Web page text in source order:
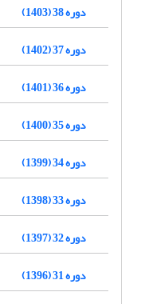
دوره 38 (1403)
دوره 37 (1402)
دوره 36 (1401)
دوره 35 (1400)
دوره 34 (1399)
دوره 33 (1398)
دوره 32 (1397)
دوره 31 (1396)